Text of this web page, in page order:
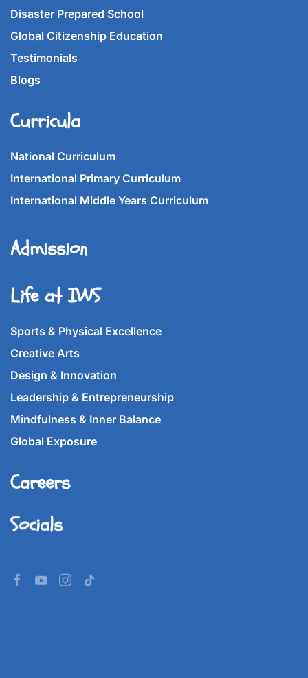
Disaster Prepared School
Global Citizenship Education
Testimonials
Blogs
Curricula
National Curriculum
International Primary Curriculum
International Middle Years Curriculum
Admission
Life at IWS
Sports & Physical Excellence
Creative Arts
Design & Innovation
Leadership & Entrepreneurship
Mindfulness & Inner Balance
Global Exposure
Careers
Socials